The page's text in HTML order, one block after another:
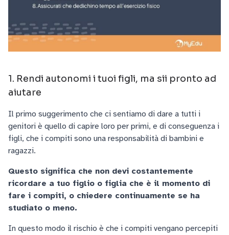
1. Rendi autonomi i tuoi figli, ma sii pronto ad
aiutare
Il primo suggerimento che ci sentiamo di dare a tutti i
genitori è quello di capire loro per primi, e di conseguenza i
figli, che i compiti sono una responsabilità di bambini e
ragazzi.
Questo significa che non devi costantemente
ricordare a tuo figlio o figlia che è il momento di
fare i compiti, o chiedere continuamente se ha
studiato o meno.
In questo modo il rischio è che i compiti vengano percepiti